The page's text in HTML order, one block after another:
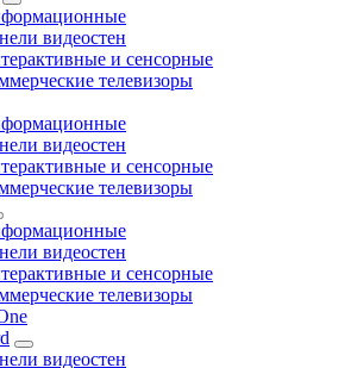
видеостен
и сенсорные
телевизоры
видеостен
и сенсорные
телевизоры
видеостен
и сенсорные
телевизоры
видеостен